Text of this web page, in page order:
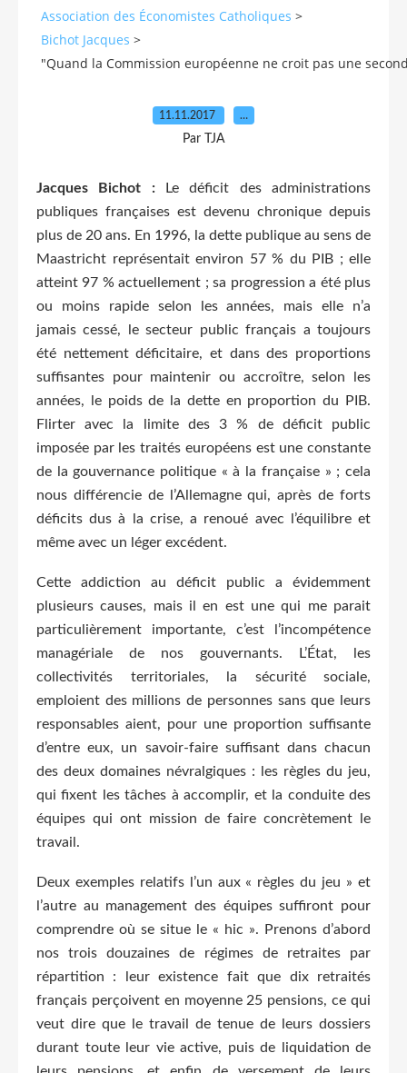
Association des Économistes Catholiques >
Bichot Jacques >
"Quand la Commission européenne ne croit pas une
11.11.2017 …
Par TJA
Jacques Bichot :
Le déficit des administrations
publiques françaises est devenu chronique depuis
plus de 20 ans. En 1996, la dette publique au sens de
Maastricht représentait environ 57 % du PIB ; elle
atteint 97 % actuellement ; sa progression a été plus
ou moins rapide selon les années, mais elle n’a
jamais cessé, le secteur public français a toujours
été nettement déficitaire, et dans des proportions
suffisantes pour maintenir ou accroître, selon les
années, le poids de la dette en proportion du PIB.
Flirter avec la limite des 3 % de déficit public
imposée par les traités européens est une constante
de la gouvernance politique « à la française » ; cela
nous différencie de l’Allemagne qui, après de forts
déficits dus à la crise, a renoué avec l’équilibre et
même avec un léger excédent.
Cette addiction au déficit public a évidemment
plusieurs causes, mais il en est une qui me parait
particulièrement importante, c’est l’incompétence
managériale de nos gouvernants. L’État, les
collectivités territoriales, la sécurité sociale,
emploient des millions de personnes sans que leurs
responsables aient, pour une proportion suffisante
d’entre eux, un savoir-faire suffisant dans chacun
des deux domaines névralgiques : les règles du jeu,
qui fixent les tâches à accomplir, et la conduite des
équipes qui ont mission de faire concrètement le
travail.
Deux exemples relatifs l’un aux « règles du jeu » et
l’autre au management des équipes suffiront pour
comprendre où se situe le « hic ». Prenons d’abord
nos trois douzaines de régimes de retraites par
répartition : leur existence fait que dix retraités
français perçoivent en moyenne 25 pensions, ce qui
veut dire que le travail de tenue de leurs dossiers
durant toute leur vie active, puis de liquidation de